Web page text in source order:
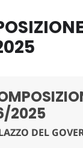
2025
DEL